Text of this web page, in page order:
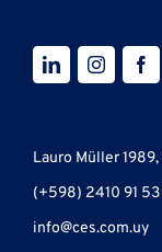
Lauro Müller
(+598) 2410 91 53
info@ces.com.uy